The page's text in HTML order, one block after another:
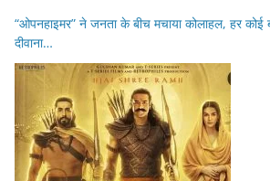
“ओपनहाइमर” ने जनता के बीच मचाया कोलाहल, हर
दीवाना…